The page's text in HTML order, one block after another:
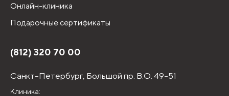
Онлайн-клиника
Подарочные сертификаты
(812) 320 70 00
Санкт-Петербург, Большой пр. В.О. 49-51
Клиника: